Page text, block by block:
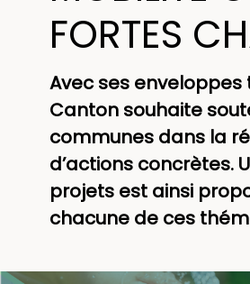
FORTES
Avec ses
Canton souhaite
communes dans la
d’actions concrètes.
projets est ainsi
chacune de ces